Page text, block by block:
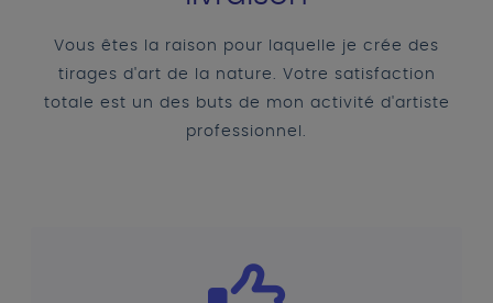
Vous êtes la raison pour laquelle je crée des
tirages d'art de la nature. Votre satisfaction
totale est un des buts de mon activité d'artiste
professionnel.